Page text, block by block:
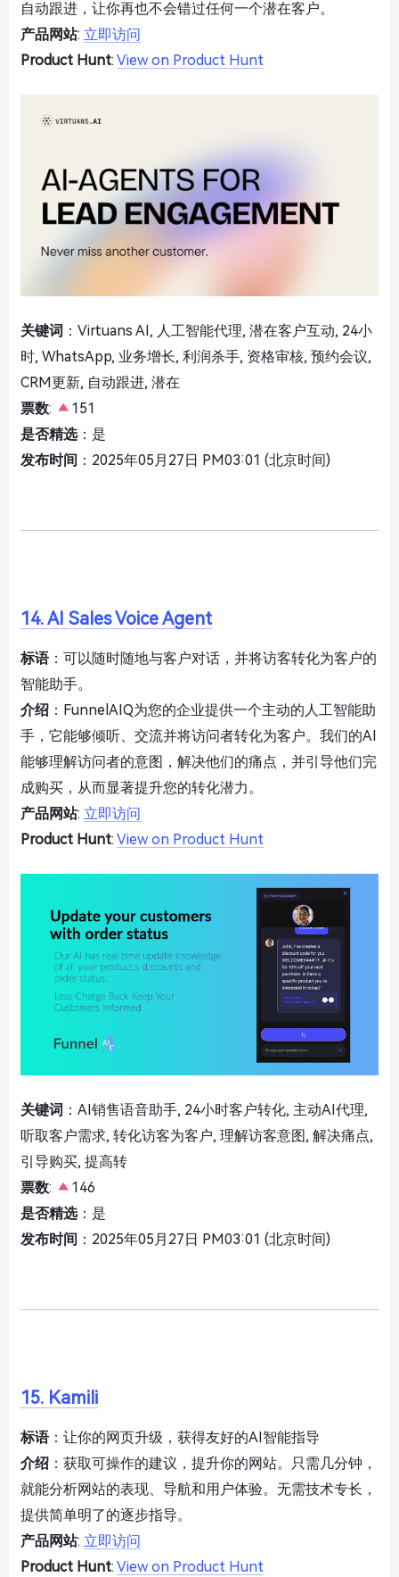
自动跟进，让你再也不会错过任何一个潜在客户。
产品网站: 立即访问
Product Hunt: View on Product Hunt
关键词 ：Virtuans AI, 人工智能代理, 潜在客户互动, 24小
时, WhatsApp, 业务增长, 利润杀手, 资格审核, 预约会议,
CRM更新, 自动跟进, 潜在
票数:
151
是否精选：是
发布时间 ：2025年05月27日 PM03:01 (北京时间)
14. AI Sales Voice Agent
标语：可以随时随地与客户对话，并将访客转化为客户的
智能助手。
介绍 ：FunnelAIQ为您的企业提供一个主动的人工智能助
手，它能够倾听、交流并将访问者转化为客户。我们的AI
能够理解访问者的意图，解决他们的痛点，并引导他们完
成购买，从而显著提升您的转化潜力。
产品网站: 立即访问
Product Hunt: View on Product Hunt
关键词 ：AI销售语音助手, 24小时客户转化, 主动AI代理,
听取客户需求, 转化访客为客户, 理解访客意图, 解决痛点,
引导购买, 提高转
票数:
146
是否精选：是
发布时间 ：2025年05月27日 PM03:01 (北京时间)
15. Kamili
标语：让你的网页升级，获得友好的AI智能指导
介绍 ：获取可操作的建议，提升你的网站。只需几分钟，
就能分析网站的表现、导航和用户体验。无需技术专长，
提供简单明了的逐步指导。
产品网站: 立即访问
Product Hunt: View on Product Hunt